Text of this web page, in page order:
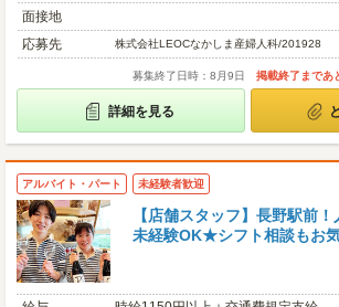
面接地
応募先
株式会社LEOCなかしま産婦人科/201928
募集終了日時：8月9日 掲載終了まであ
詳細を見る
アルバイト・パート 未経験者歓迎
【店舗スタッフ】長野駅前
未経験OK★シフト相談もお